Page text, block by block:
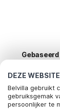
DEZE
Belvilla gebruikt
gebruiksgemak
persoonlijker te
Gebaseerd
Meest
vakantie